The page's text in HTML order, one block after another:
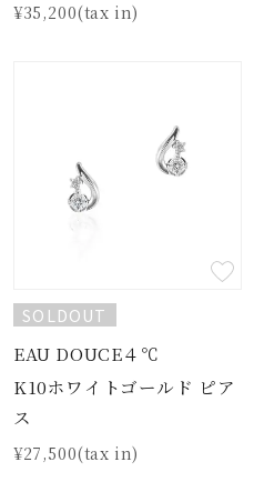
¥35,200(tax in)
SOLDOUT
EAU DOUCE４℃
K10ホワイトゴールド ピア
ス
¥27,500(tax in)